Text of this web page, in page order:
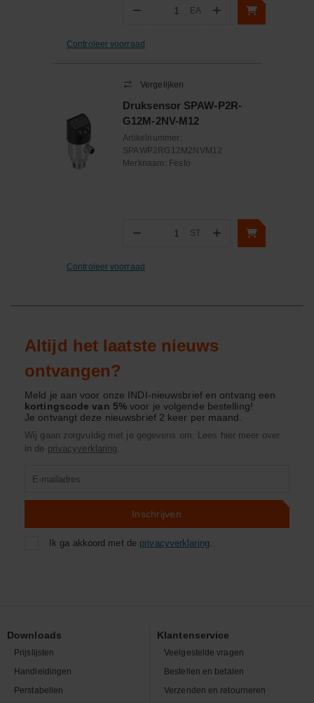
− Aantal
EA +
Controleer voorraad
Vergelijken
Druksensor SPAW-P2R-
G12M-2NV-M12
Artikelnummer:
SPAWP2RG12M2NVM12
Merknaam: Festo
− Aantal
ST +
Controleer voorraad
Altijd het laatste nieuws
ontvangen?
Meld je aan voor onze INDI-nieuwsbrief en ontvang een
kortingscode van 5%voor je volgende bestelling!
Je ontvangt deze nieuwsbrief 2 keer per maand.
Wij gaan zorgvuldig met je gegevens om. Lees hier meer over
in de privacyverklaring.
Inschrijven
Ik ga akkoord met de privacyverklaring.
Downloads
Prijslijsten
Handleidingen
Perstabellen
Klantenservice
Veelgestelde vragen
Bestellen en betalen
Verzenden en retourneren